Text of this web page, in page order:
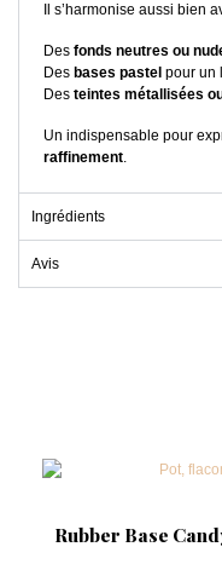
Il s’harmonise aussi bien
Des fonds neutres ou
Des bases pastel pour un
Des teintes métallisées
Un indispensable pour
raffinement.
Ingrédients
Avis
Rubber Base